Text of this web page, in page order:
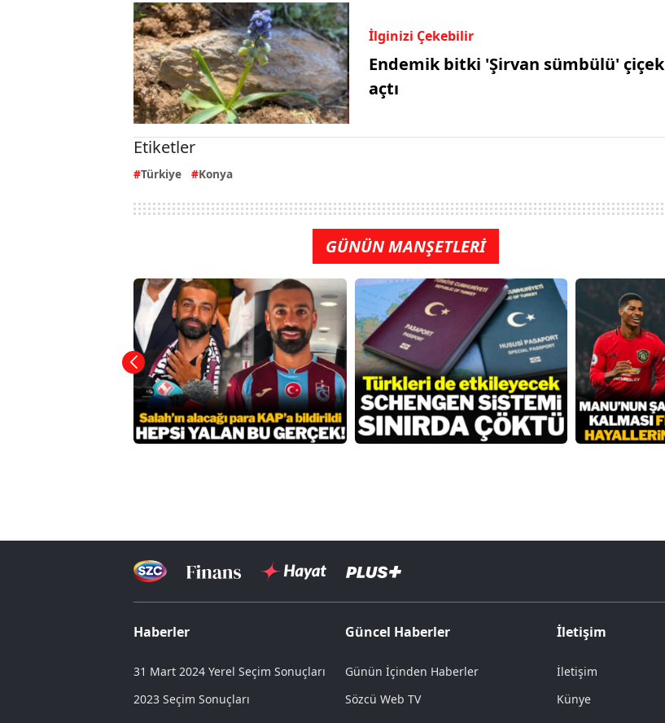
İlginizi Çekebilir
Endemik bitki 'Şirvan sümbülü' çiçek
açtı
Etiketler
Türkiye Konya
GÜNÜN MANŞETLERİ
Haberler
31 Mart 2024 Yerel Seçim Sonuçları
2023 Seçim Sonuçları
Güncel Haberler
Günün İçinden Haberler
Sözcü Web TV
İletişim
İletişim
Künye